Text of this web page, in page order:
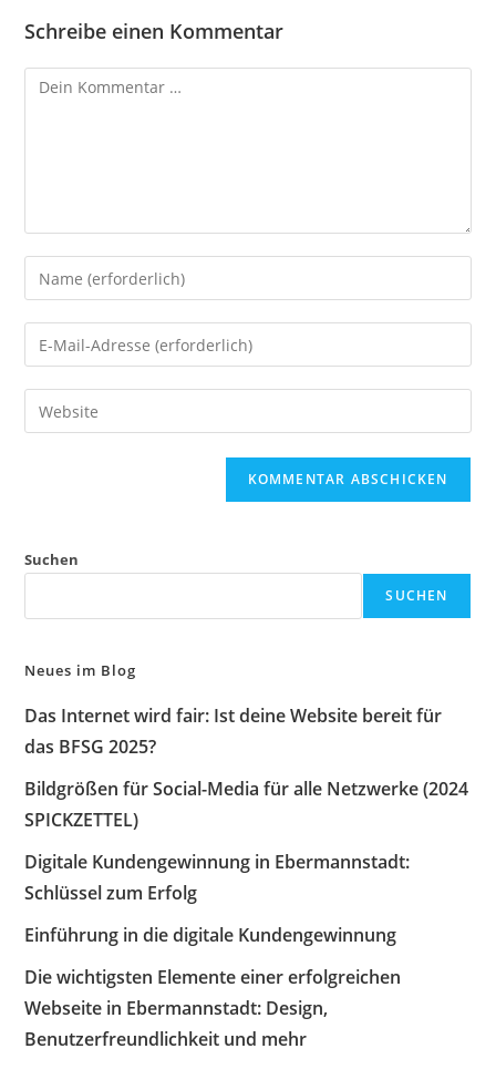
Schreibe einen Kommentar
Suchen
SUCHEN
Neues im Blog
Das Internet wird fair: Ist deine Website bereit für
das BFSG 2025?
Bildgrößen für Social-Media für alle Netzwerke (2024
SPICKZETTEL)
Digitale Kundengewinnung in Ebermannstadt:
Schlüssel zum Erfolg
Einführung in die digitale Kundengewinnung
Die wichtigsten Elemente einer erfolgreichen
Webseite in Ebermannstadt: Design,
Benutzerfreundlichkeit und mehr